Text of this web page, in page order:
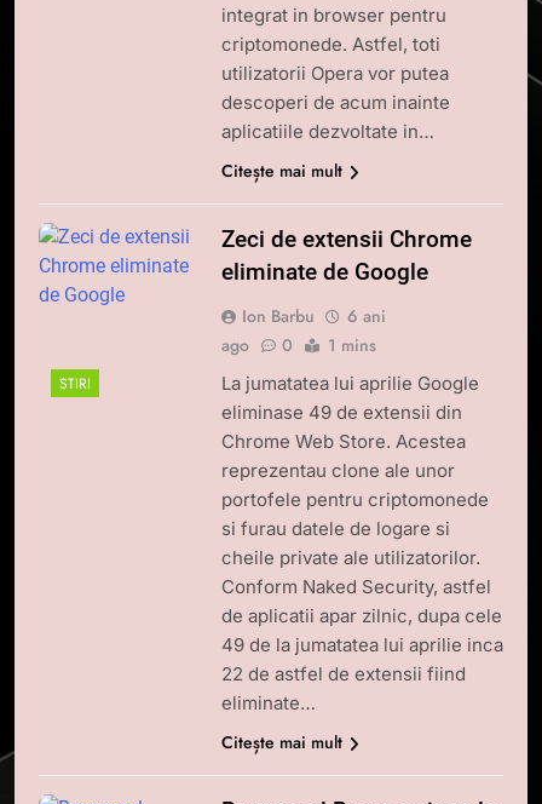
integrat in browser pentru
criptomonede. Astfel, toti
utilizatorii Opera vor putea
descoperi de acum inainte
aplicatiile dezvoltate in…
Citește mai mult
STIRI
Zeci de extensii Chrome
eliminate de Google
Ion Barbu
6 ani
ago
0 1 mins
La jumatatea lui aprilie Google
eliminase 49 de extensii din
Chrome Web Store. Acestea
reprezentau clone ale unor
portofele pentru criptomonede
si furau datele de logare si
cheile private ale utilizatorilor.
Conform Naked Security, astfel
de aplicatii apar zilnic, dupa cele
49 de la jumatatea lui aprilie inca
22 de astfel de extensii fiind
eliminate…
Citește mai mult